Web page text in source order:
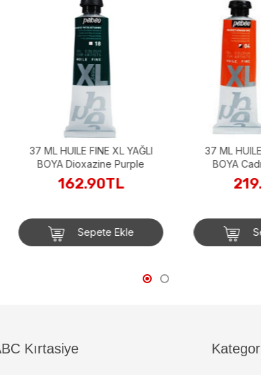
YAĞLI
37 ML HUILE FINE XL YAĞLI
BOYA Cadmium Orange
219.90TL
Sepete Ekle
Kırtasiye